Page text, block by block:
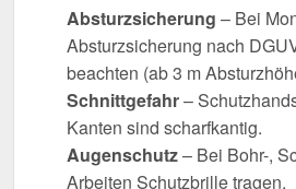
Absturzsicherung – Bei
Absturzsicherung nach
beachten (ab 3 m
Schnittgefahr–
Kanten sind scharfkantig.
Augenschutz– Bei Bohr-,
Arbeiten Schutzbrille tragen.